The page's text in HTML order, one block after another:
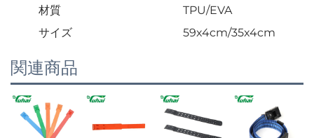
材質
TPU/EVA
サイズ
59x4cm/35x4cm
関連商品